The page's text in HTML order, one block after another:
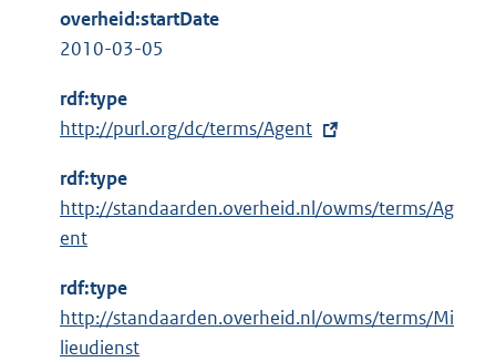
overheid:startDate
2010-03-05
rdf:type
E
t
e
r
e
l
http://purl.org/dc/terms/Agent
rdf:type
http://standaarden.overheid.nl/owms/terms/Ag
ent
rdf:type
http://standaarden.overheid.nl/owms/terms/Mi
lieudienst